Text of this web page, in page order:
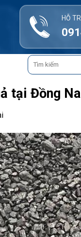
HỖ
Tìm
kiếm:
tại Đồng